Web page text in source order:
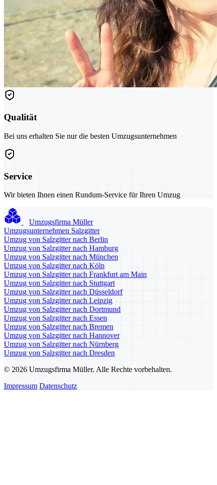
Qualität
Bei uns erhalten Sie nur die besten Umzugsunternehmen
Service
Wir bieten Ihnen einen Rundum-Service für Ihren Umzug
Umzugsfirma Müller
Umzugsunternehmen Salzgitter
Umzug von Salzgitter nach Berlin
Umzug von Salzgitter nach Hamburg
Umzug von Salzgitter nach München
Umzug von Salzgitter nach Köln
Umzug von Salzgitter nach Frankfurt am Main
Umzug von Salzgitter nach Stuttgart
Umzug von Salzgitter nach Düsseldorf
Umzug von Salzgitter nach Leipzig
Umzug von Salzgitter nach Dortmund
Umzug von Salzgitter nach Essen
Umzug von Salzgitter nach Bremen
Umzug von Salzgitter nach Hannover
Umzug von Salzgitter nach Nürnberg
Umzug von Salzgitter nach Dresden
© 2026 Umzugsfirma Müller. Alle Rechte vorbehalten.
Impressum Datenschutz